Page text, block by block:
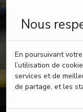
Nous
En poursuivant
l’utilisation de
services et de
de partage, et les